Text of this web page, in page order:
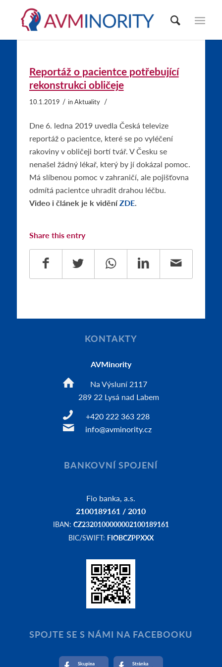
Reportáž o pacientce potřebující
rekonstrukci obličeje
10.1.2019 / inAktuality /
Dne 6. ledna 2019 uvedla Česká televize
reportáž o pacientce, které se po vyléčení
rakoviny v obličeji bortí tvář. V Česku se
nenašel žádný lékař, který by jí dokázal pomoc.
Má slíbenou pomoc v zahraničí, ale pojišťovna
odmítá pacientce uhradit drahou léčbu.
Video i článek je k viděníZDE.
Share this entry
KONTAKTY
AVMinority
Na Výsluní 2117
289 22 Lysá nad Labem
+420 222 363 228
info@avminority.cz
BANKOVNÍ SPOJENÍ
Fio banka, a.s.
2100189161 / 2010
IBAN: CZ2320100000002100189161
BIC/SWIFT: FIOBCZPPXXX
SPOJTE SE S NÁMI NA FACEBOOKU